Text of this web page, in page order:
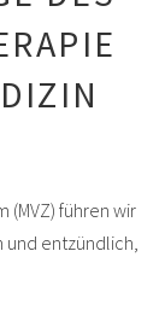
(MVZ) führen wir
und entzündlich,